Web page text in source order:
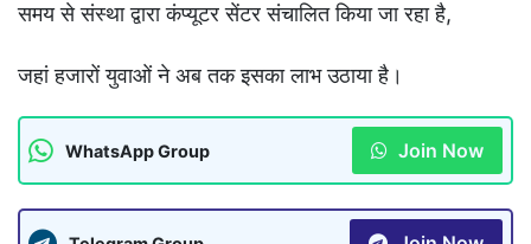
समय से संस्था द्वारा कंप्यूटर सेंटर संचालित किया जा रहा है,
जहां हजारों युवाओं ने अब तक इसका लाभ उठाया है।
WhatsApp Group Join Now